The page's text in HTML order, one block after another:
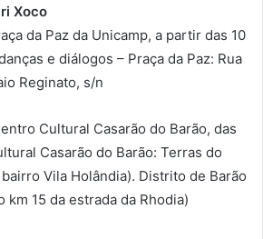
Xoco
da Paz da Unicamp, a partir das 10
e diálogos – Praça da Paz: Rua
Reginato, s/n
Cultural Casarão do Barão, das
Casarão do Barão: Terras do
Vila Holândia). Distrito de Barão
km 15 da estrada da Rhodia)